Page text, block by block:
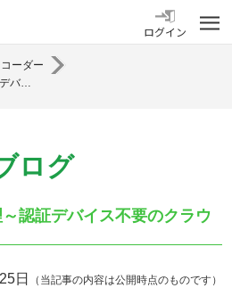
怠管理システム KING OF TIME
ログイン
ーダー
省スペースで勤怠管理～認証デバイス不要のクラウドレコーダー
ログ
認証デバイス不要のクラウ
日 （当記事の内容は公開時点のものです）